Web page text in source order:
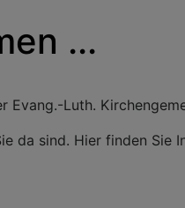
...
Evang.-Luth.
da sind. Hier finden Sie